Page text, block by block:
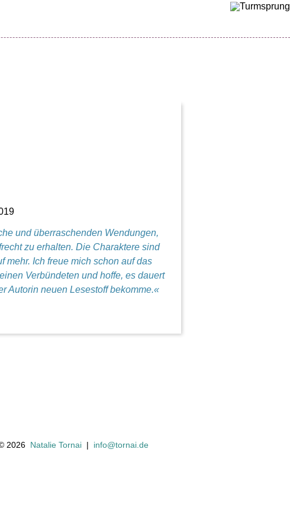
und überraschenden Wendungen,
zu erhalten. Die Charaktere sind
mehr. Ich freue mich schon auf das
Verbündeten und hoffe, es dauert
Autorin neuen Lesestoff bekomme.«
2026 Natalie Tornai | info@tornai.de